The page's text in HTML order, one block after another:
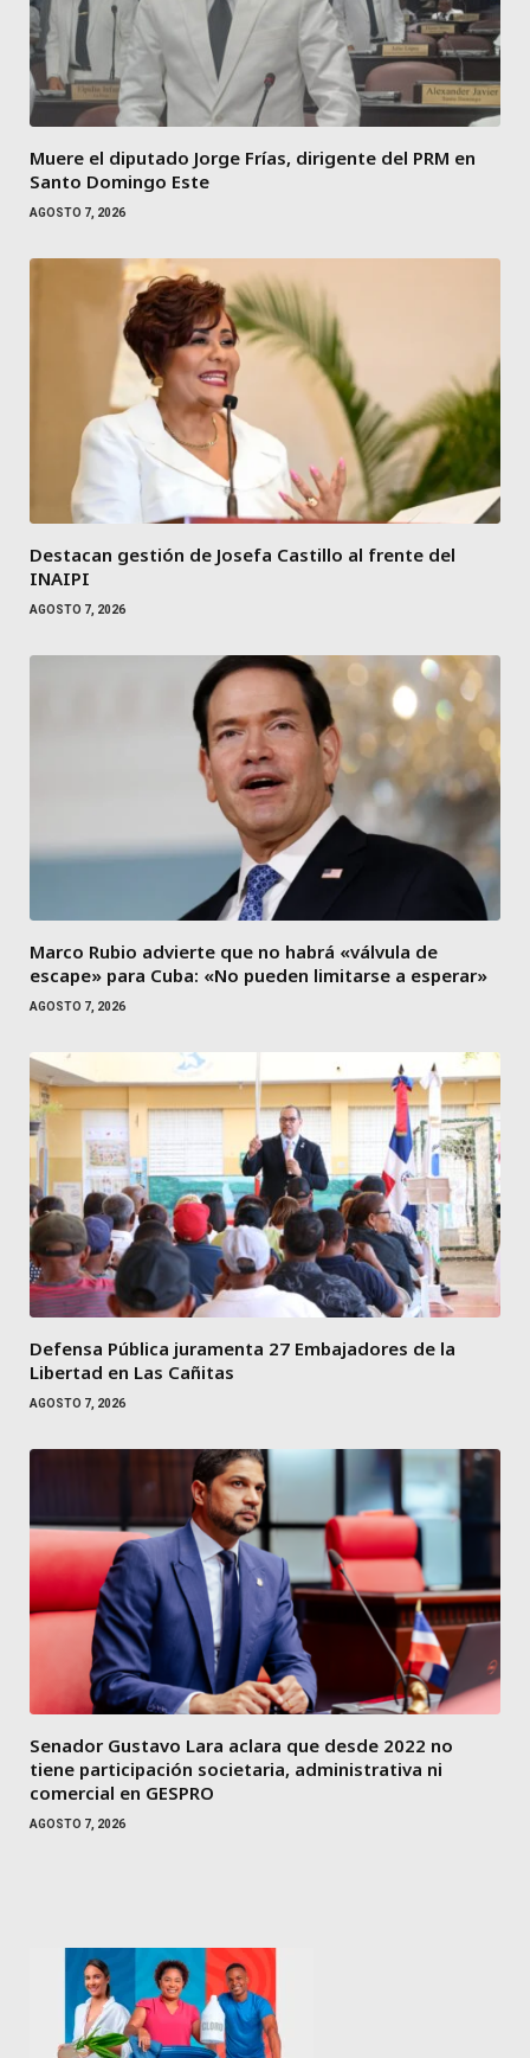
Muere el diputado Jorge Frías, dirigente del PRM en
Santo Domingo Este
AGOSTO 7, 2026
Destacan gestión de Josefa Castillo al frente del
INAIPI
AGOSTO 7, 2026
Marco Rubio advierte que no habrá «válvula de
escape» para Cuba: «No pueden limitarse a esperar»
AGOSTO 7, 2026
Defensa Pública juramenta 27 Embajadores de la
Libertad en Las Cañitas
AGOSTO 7, 2026
Senador Gustavo Lara aclara que desde 2022 no
tiene participación societaria, administrativa ni
comercial en GESPRO
AGOSTO 7, 2026